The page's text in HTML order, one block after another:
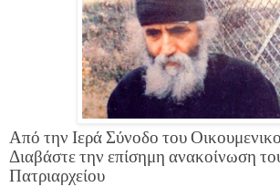
Από την Ιερά Σύνοδο του
Διαβάστε την επίσημη ανακοίνωση
Πατριαρχείου